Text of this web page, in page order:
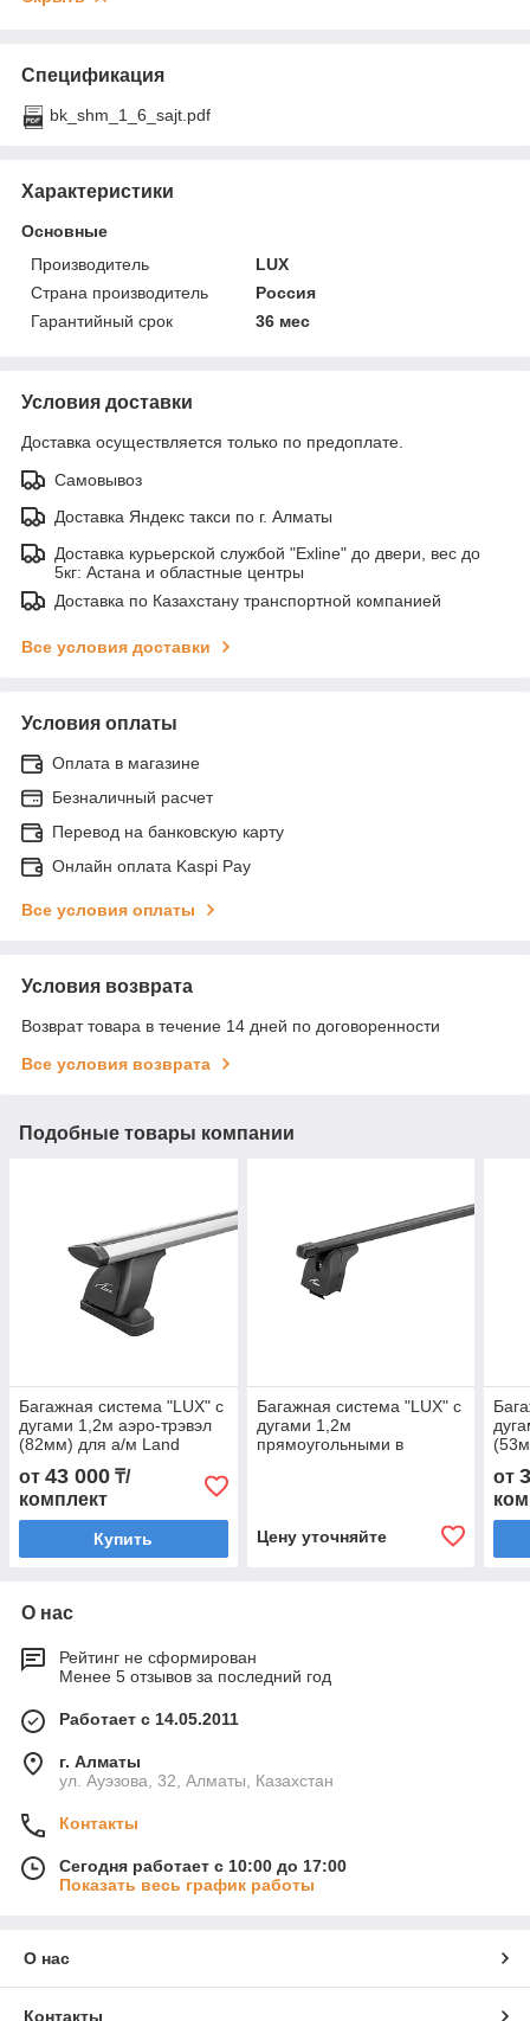
Спецификация
bk_shm_1_6_sajt.pdf
Характеристики
Основные
Производитель
LUX
Страна производитель
Россия
Гарантийный срок
36 мес
Условия доставки
Доставка осуществляется только по предоплате.
Самовывоз
Доставка Яндекс такси по г. Алматы
Доставка курьерской службой "Exline" до двери, вес до
5кг: Астана и областные центры
Доставка по Казахстану транспортной компанией
Все условия доставки
Условия оплаты
Оплата в магазине
Безналичный расчет
Перевод на банковскую карту
Онлайн оплата Kaspi Pay
Все условия оплаты
Условия возврата
Возврат товара в течение 14 дней по договоренности
Все условия возврата
Подобные товары компании
Багажная система "LUX" с
дугами 1,2м аэро-трэвэл
(82мм) для а/м Land
Rover Discovery III 2004-
2009 г.в.
от 43 000 ₸/
комплект
Купить
Багажная система "LUX" с
дугами 1,2м
прямоугольными в
Цену уточняйте
от
О нас
Рейтинг не сформирован
Менее 5 отзывов за последний год
Работает с 14.05.2011
г. Алматы
ул. Ауэзова, 32, Алматы, Казахстан
Контакты
Сегодня работает с 10:00 до 17:00
Показать весь график работы
О нас
Контакты